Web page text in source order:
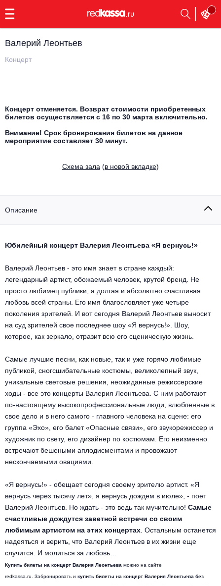
Как купить
23:00
Заказать
обратный
Электронная музыка
Классическая музыка
Круиз Фест
Open-air на ВДНХ
Этно, фолк, кантри
Шансон, романс, авторская песня
Металл
Все события
Опера
Творческий вечер
Мюзикл, оперетта
Драма
Музыкальный спектакль
Спектакль
Иммерсивный спектакль
Детский концерт
Детский спектакль
Детское шоу
Детский мюзикл
Все события
Валерий Леонтьев
Концерт
Концерт отменяется. Возврат стоимости приобретенных
билетов осуществляется с 16 по 30 марта включительно.
Внимание! Срок бронирования билетов на данное
мероприятие составляет 30 минут.
Cхема зала (в новой вкладке)
Описание
Юбилейный концерт Валерия Леонтьева «Я вернусь!»
Валерий Леонтьев - это имя знает в стране каждый:
легендарный артист, обожаемый человек, крутой бренд. Не
просто любимец публики, а долгая и абсолютно счастливая
любовь всей страны. Его имя благословляет уже четыре
поколения зрителей. И вот сегодня Валерий Леонтьев выносит
на суд зрителей свое последнее шоу «Я вернусь!». Шоу,
которое, как зеркало, отразит всю его сценическую жизнь.
Самые лучшие песни, как новые, так и уже горячо любимые
публикой, сногсшибательные костюмы, великолепный звук,
уникальные световые решения, неожиданные режиссерские
ходы - все это концерты Валерия Леонтьева. С ним работают
по-настоящему высокопрофессиональные люди, влюбленные в
свое дело и в него самого - главного человека на сцене: его
группа «Эхо», его балет «Опасные связи», его звукорежиссер и
художник по свету, его дизайнер по костюмам. Его неизменно
встречают бешеными аплодисментами и провожают
нескончаемыми овациями.
«Я вернусь!» - обещает сегодня своему зрителю артист. «Я
вернусь через тысячу лет», я вернусь дождем в июле», - поет
Валерий Леонтьев. Но ждать - это ведь так мучительно! Самые
счастливые дождутся заветной встречи со своим
любимым артистом на этих концертах . Остальным останется
надеяться и верить, что Валерий Леонтьев в их жизни еще
случится. И молиться за любовь…
Купить билеты на концерт Валерия Леонтьева можно на сайте
redkassa.ru. Забронировать и купить билеты на концерт Валерия Леонтьева без